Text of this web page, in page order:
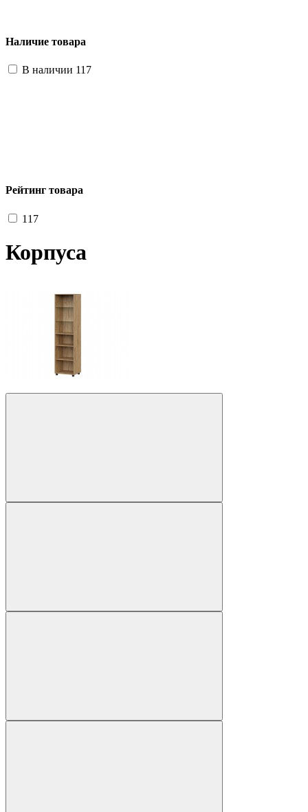
Наличие товара
В наличии 117
Рейтинг товара
117
Корпуса